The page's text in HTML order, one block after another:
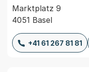
Marktplatz 9
4051 Basel
+41 61 267 81 81